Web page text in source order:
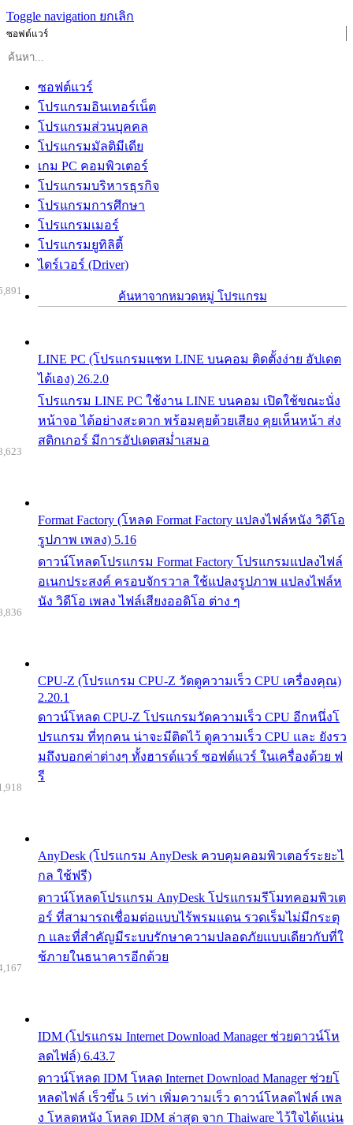
Toggle navigation ยกเลิก
ซอฟต์แวร์
ซอฟต์แวร์
โปรแกรมอินเทอร์เน็ต
โปรแกรมส่วนบุคคล
โปรแกรมมัลติมีเดีย
เกม PC คอมพิวเตอร์
โปรแกรมบริหารธุรกิจ
โปรแกรมการศึกษา
โปรแกรมเมอร์
โปรแกรมยูทิลิตี้
ไดร์เวอร์ (Driver)
ค้นหาจากหมวดหมู่ โปรแกรม
LINE PC (โปรแกรมแชท LINE บนคอม ติดตั้งง่าย อัปเดต
ได้เอง) 26.2.0
โปรแกรม LINE PC ใช้งาน LINE บนคอม เปิดใช้ขณะนั่ง
หน้าจอ ได้อย่างสะดวก พร้อมคุยด้วยเสียง คุยเห็นหน้า ส่ง
สติกเกอร์ มีการอัปเดตสม่ำเสมอ
Format Factory (โหลด Format Factory แปลงไฟล์หนัง วิดีโอ
รูปภาพ เพลง) 5.16
ดาวน์โหลดโปรแกรม Format Factory โปรแกรมแปลงไฟล์
อเนกประสงค์ ครอบจักรวาล ใช้แปลงรูปภาพ แปลงไฟล์ห
นัง วิดีโอ เพลง ไฟล์เสียงออดิโอ ต่าง ๆ
CPU-Z (โปรแกรม CPU-Z วัดดูความเร็ว CPU เครื่องคุณ)
2.20.1
ดาวน์โหลด CPU-Z โปรแกรมวัดความเร็ว CPU อีกหนึ่งโ
ปรแกรม ที่ทุกคน น่าจะมีติดไว้ ดูความเร็ว CPU และ ยังรว
มถึงบอกค่าต่างๆ ทั้งฮารด์แวร์ ซอฟต์แวร์ ในเครื่องด้วย ฟ
รี
AnyDesk (โปรแกรม AnyDesk ควบคุมคอมพิวเตอร์ระยะไ
กล ใช้ฟรี)
ดาวน์โหลดโปรแกรม AnyDesk โปรแกรมรีโมทคอมพิวเต
อร์ ที่สามารถเชื่อมต่อแบบไร้พรมแดน รวดเร็มไม่มีกระตุ
ก และที่สำคัญมีระบบรักษาความปลอดภัยแบบเดียวกับที่ใ
ช้ภายในธนาคารอีกด้วย
IDM (โปรแกรม Internet Download Manager ช่วยดาวน์โห
ลดไฟล์) 6.43.7
ดาวน์โหลด IDM โหลด Internet Download Manager ช่วยโ
หลดไฟล์ เร็วขึ้น 5 เท่า เพิ่มความเร็ว ดาวน์โหลดไฟล์ เพล
ง โหลดหนัง โหลด IDM ล่าสุด จาก Thaiware ไว้ใจได้แน่น